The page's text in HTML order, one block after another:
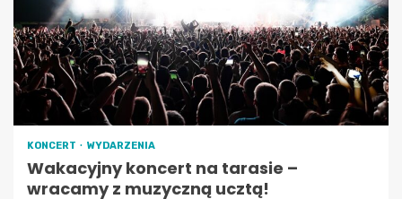
KONCERT WYDARZENIA
Wakacyjny koncert na tarasie –
wracamy z muzyczną ucztą!